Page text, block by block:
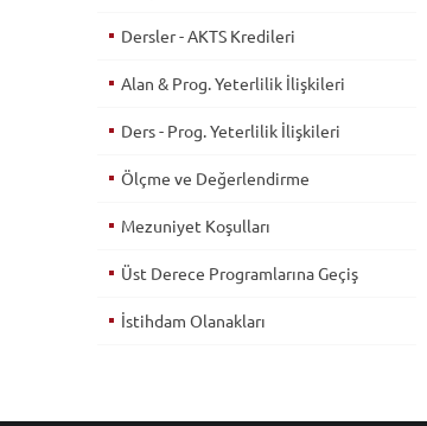
Dersler - AKTS Kredileri
Alan & Prog. Yeterlilik İlişkileri
Ders - Prog. Yeterlilik İlişkileri
Ölçme ve Değerlendirme
Mezuniyet Koşulları
Üst Derece Programlarına Geçiş
İstihdam Olanakları